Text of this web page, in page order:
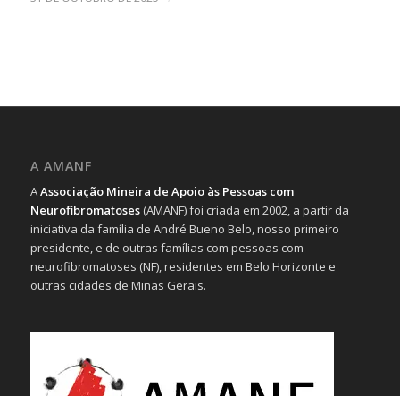
A AMANF
AAssociação Mineira de Apoio às Pessoas com
Neurofibromatoses(AMANF) foi criada em 2002, a partir da
iniciativa da família de André Bueno Belo, nosso primeiro
presidente, e de outras famílias com pessoas com
neurofibromatoses (NF), residentes em Belo Horizonte e
outras cidades de Minas Gerais.